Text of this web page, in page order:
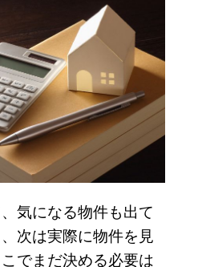
気になる物件も出て
次は実際に物件を見
でまだ決める必要は